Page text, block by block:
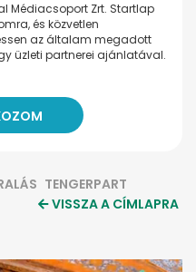
Médiacsoport Zrt. Startlap
és közvetlen
az általam megadott
üzleti partnerei ajánlatával.
TENGERPART
VISSZA A CÍMLAPRA